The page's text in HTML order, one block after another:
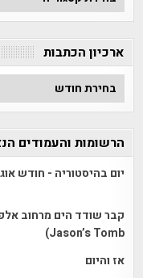
לפי
ארכיון הכתבות
ארכיון
הכתבות
הרשומות והעמודים
יום בהיסטוריה - חודש
Jason’s Tomb)
אז והיום